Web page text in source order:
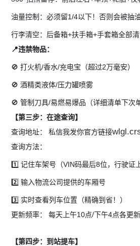
油量控制：必须留1/4以下！否则会被抽
行李清空：后备箱+扶手箱+手套箱全部
📍违禁物品：
🚫 打火机/香水/充电宝（超过2万毫安）
🚫 酒精类液体/压力罐喷雾
🚫 管制刀具/易燃易爆品（详细清单下次
【第三步：在途查询】
查询地址：
私信我发你官方链接
查询方法：
1️⃣ 记住车架号（VIN码最后8位，行驶证
2️⃣ 输入物流公司提供的车厢号
3️⃣ 实时查看列车位置（精确到省！）
更新频率：
每天上午10点/下午4点各更
【第四步：到站提车】